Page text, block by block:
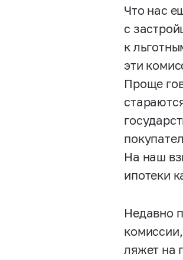
Что нас
с
к
эти
Проще
На наш
ипотеки
Недавно
ляжет на